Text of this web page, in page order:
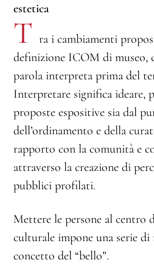
estetica
T ra i cambiamenti
definizione ICOM di museo,
parola interpreta prima del
Interpretare significa ideare,
proposte espositive sia dal
dell’ordinamento e della
rapporto con la comunità e
attraverso la creazione di
pubblici profilati.
Mettere le persone al centro
culturale impone una serie di
concetto del “bello”.